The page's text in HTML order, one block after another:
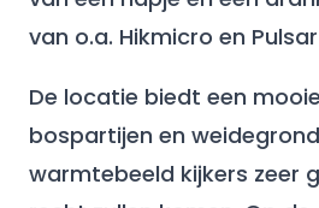
van o.a. Hikmicro en
De locatie biedt een
bospartijen en
warmtebeeld kijkers zeer